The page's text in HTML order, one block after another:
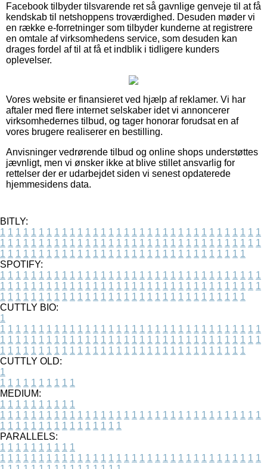
Facebook tilbyder tilsvarende ret så gavnlige genveje til at få
kendskab til netshoppens troværdighed. Desuden møder vi
en række e-forretninger som tilbyder kunderne at registrere
en omtale af virksomhedens service, som desuden kan
drages fordel af til at få et indblik i tidligere kunders
oplevelser.
Vores website er finansieret ved hjælp af reklamer. Vi har
aftaler med flere internet selskaber idet vi annoncerer
virksomhedernes tilbud, og tager honorar forudsat en af
vores brugere realiserer en bestilling.
Anvisninger vedrørende tilbud og online shops understøttes
jævnligt, men vi ønsker ikke at blive stillet ansvarlig for
rettelser der er udarbejdet siden vi senest opdaterede
hjemmesidens data.
BITLY:
1 1 1 1 1 1 1 1 1 1 1 1 1 1 1 1 1 1 1 1 1 1 1 1 1 1 1 1 1 1 1 1 1 1
1 1 1 1 1 1 1 1 1 1 1 1 1 1 1 1 1 1 1 1 1 1 1 1 1 1 1 1 1 1 1 1 1 1
1 1 1 1 1 1 1 1 1 1 1 1 1 1 1 1 1 1 1 1 1 1 1 1 1 1 1 1 1 1 1 1
SPOTIFY:
1 1 1 1 1 1 1 1 1 1 1 1 1 1 1 1 1 1 1 1 1 1 1 1 1 1 1 1 1 1 1 1 1 1
1 1 1 1 1 1 1 1 1 1 1 1 1 1 1 1 1 1 1 1 1 1 1 1 1 1 1 1 1 1 1 1 1 1
1 1 1 1 1 1 1 1 1 1 1 1 1 1 1 1 1 1 1 1 1 1 1 1 1 1 1 1 1 1 1 1
CUTTLY BIO:
1
1 1 1 1 1 1 1 1 1 1 1 1 1 1 1 1 1 1 1 1 1 1 1 1 1 1 1 1 1 1 1 1 1 1
1 1 1 1 1 1 1 1 1 1 1 1 1 1 1 1 1 1 1 1 1 1 1 1 1 1 1 1 1 1 1 1 1 1
1 1 1 1 1 1 1 1 1 1 1 1 1 1 1 1 1 1 1 1 1 1 1 1 1 1 1 1 1 1 1 1
CUTTLY OLD:
1
1 1 1 1 1 1 1 1 1 1
MEDIUM:
1 1 1 1 1 1 1 1 1 1
1 1 1 1 1 1 1 1 1 1 1 1 1 1 1 1 1 1 1 1 1 1 1 1 1 1 1 1 1 1 1 1 1 1
1 1 1 1 1 1 1 1 1 1 1 1 1 1 1 1
PARALLELS:
1 1 1 1 1 1 1 1 1 1
1 1 1 1 1 1 1 1 1 1 1 1 1 1 1 1 1 1 1 1 1 1 1 1 1 1 1 1 1 1 1 1 1 1